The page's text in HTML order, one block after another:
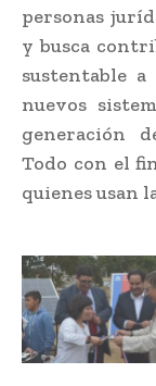
personas
y busca
sustentable
nuevos
generación
Todo con el
quienes usan